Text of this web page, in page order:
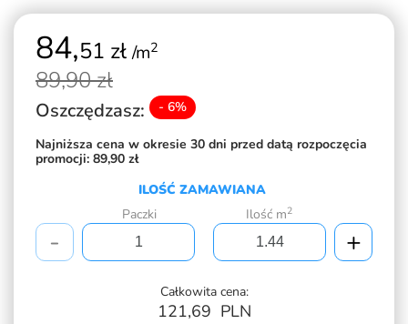
84,51 zł/m2
89,90 zł
Oszczędzasz: - 6%
Najniższa cena w okresie 30 dni przed datą rozpoczęcia
promocji: 89,90 zł
ILOŚĆ ZAMAWIANA
Paczki
Ilość m2
- +
Całkowita cena:
121,69 PLN